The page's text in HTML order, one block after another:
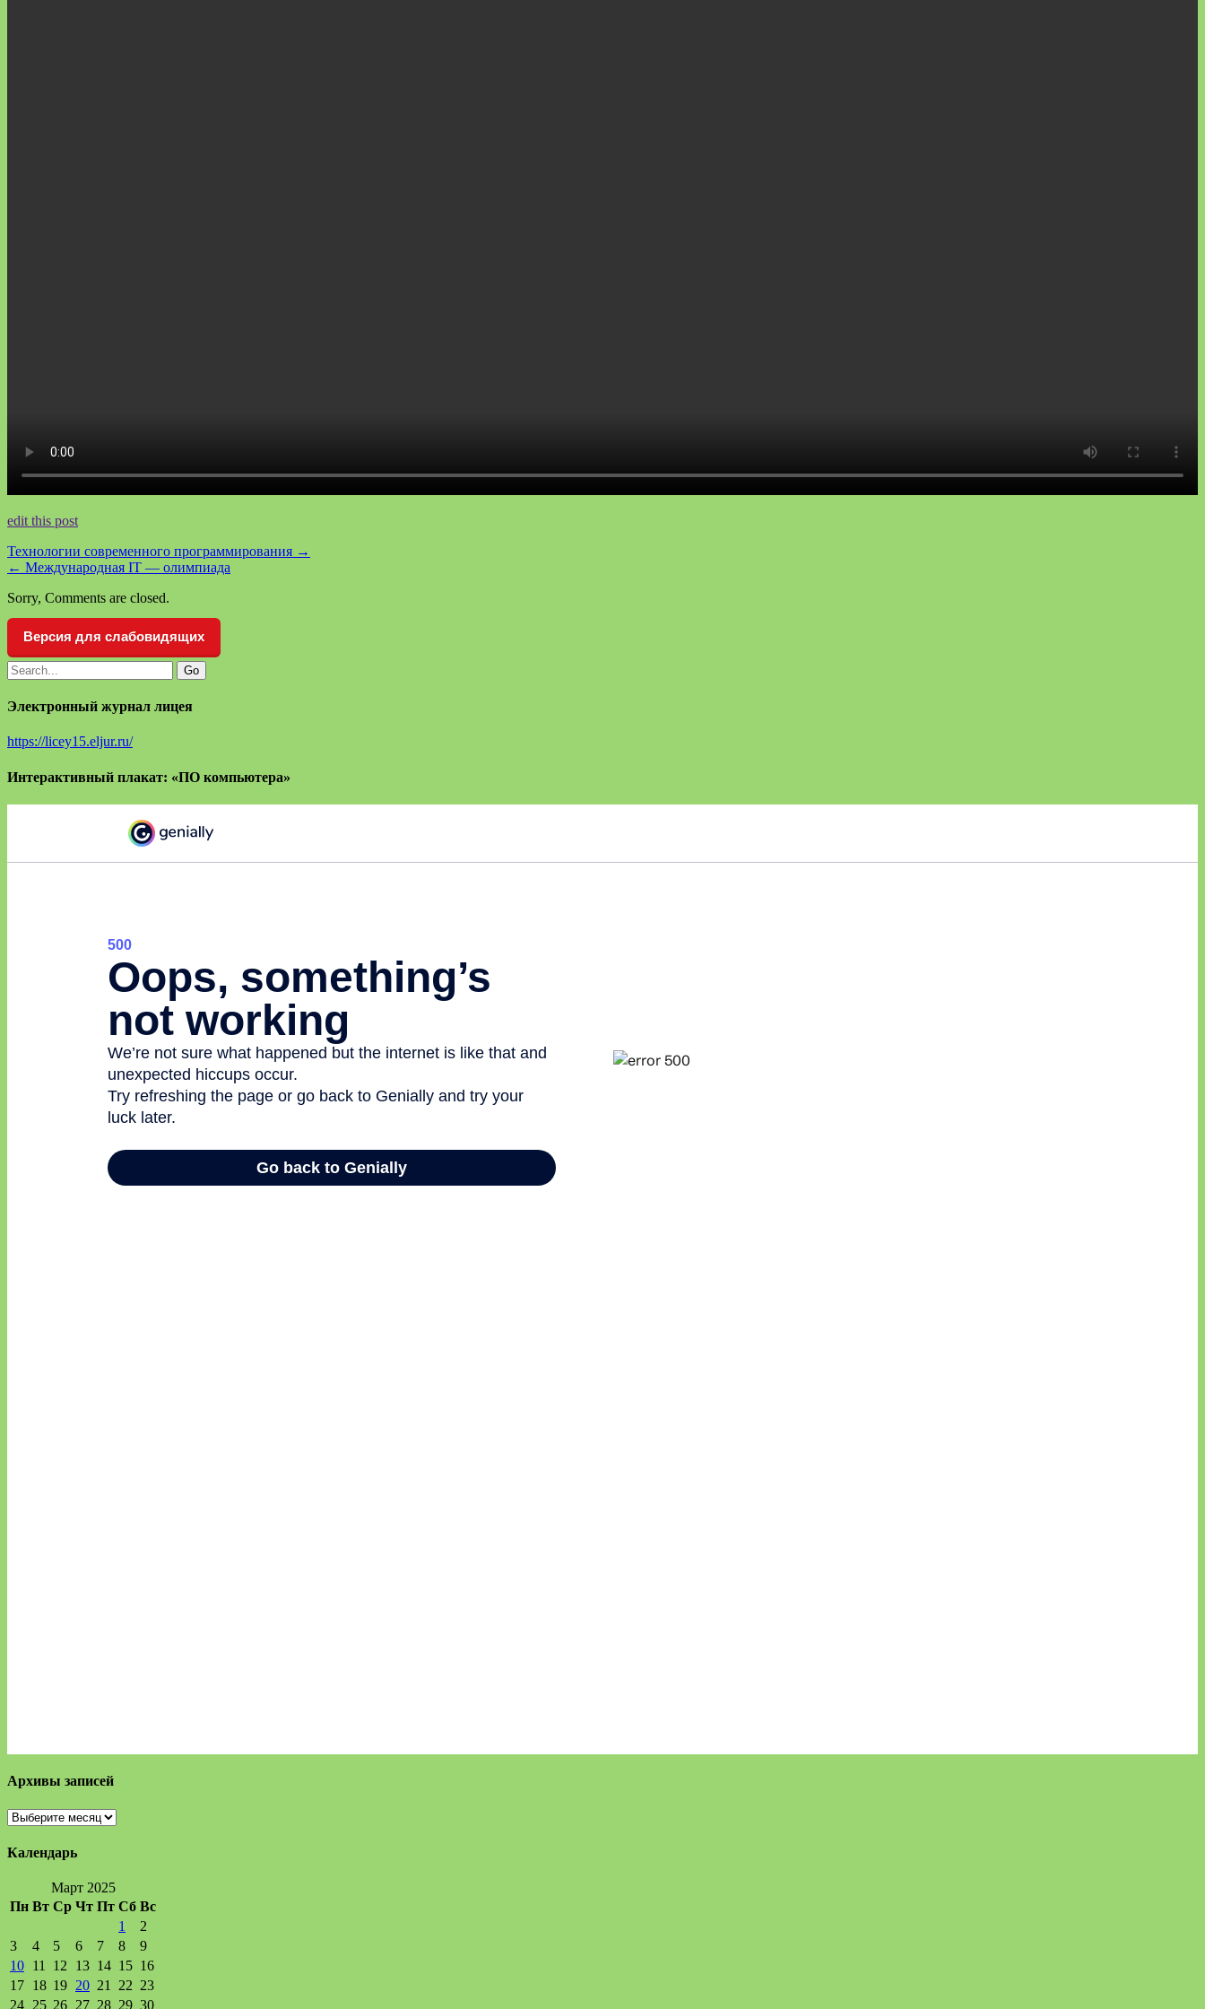
edit this post
Технологии современного программирования →
← Международная IT — олимпиада
Sorry, Comments are closed.
Версия для слабовидящих
Электронный журнал лицея
https://licey15.eljur.ru/
Интерактивный плакат: «ПО компьютера»
Архивы записей
Архивы
Календарь
Март 2025
Пн Вт Ср Чт Пт Сб Вс
1
2
3
4 5 6 7 8
9
10 11 12 13 14 15 16
17 18 19 20 21 22 23
24 25 26 27 28 29 30